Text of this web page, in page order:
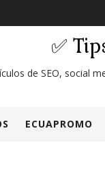
✅
de SEO, social
ECUAPROMO